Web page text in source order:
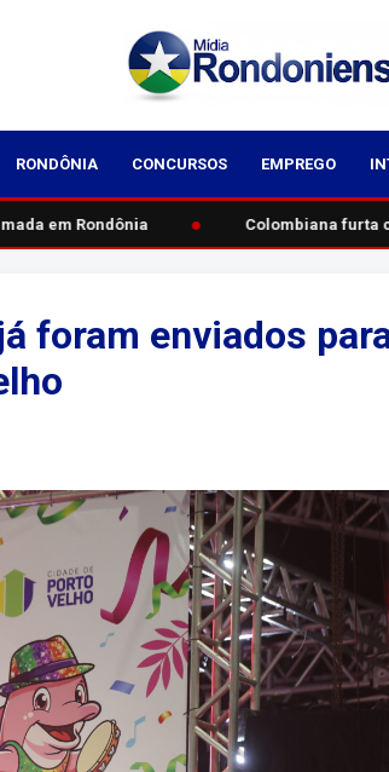
RONDÔNIA CONCURSOS EMPREGO
em Rondônia Colombiana furta
foram enviados